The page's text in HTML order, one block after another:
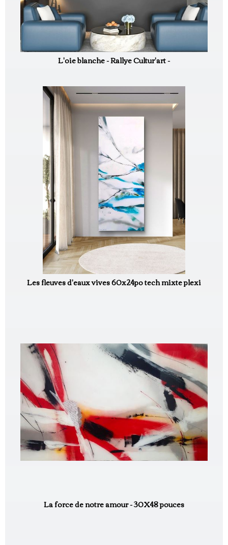
L'oie blanche - Rallye Cultur'art -
Les fleuves d'eaux vives 60x24po tech mixte plexi
La force de notre amour - 30X48 pouces